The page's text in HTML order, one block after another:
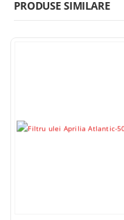
PRODUSE SIMILARE